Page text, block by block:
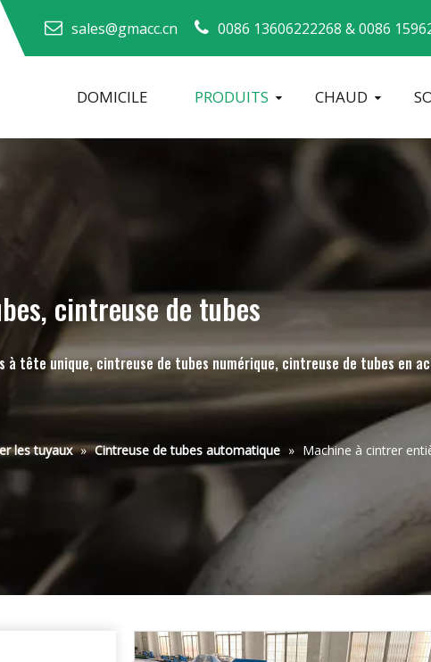
sales@gmacc.cn 0086 13606222268 &0086
DOMICILE PRODUITS CHAUD
cintreuse de tubes
tête unique, cintreuse de tubes numérique, cintreuse de tubes en
les tuyaux » Cintreuse de tubes automatique » Machine à cintrer